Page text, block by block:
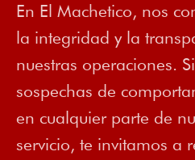
En El Machetico, nos
la integridad y la
nuestras operaciones.
sospechas de
en cualquier parte de
servicio, te invitamos a